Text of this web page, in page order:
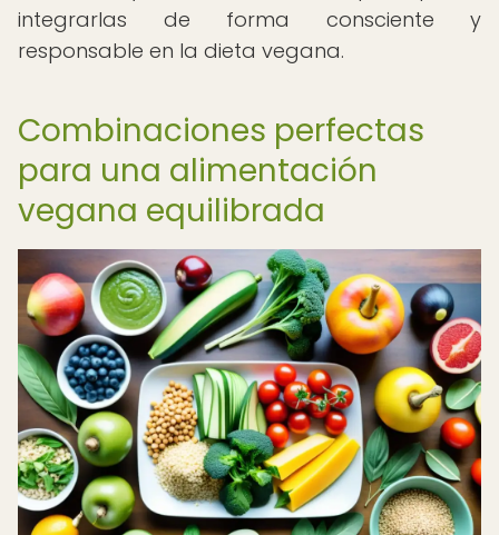
integrarlas de forma consciente y
responsable en la dieta vegana.
Combinaciones perfectas
para una alimentación
vegana equilibrada